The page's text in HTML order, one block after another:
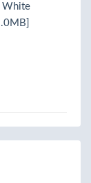
White